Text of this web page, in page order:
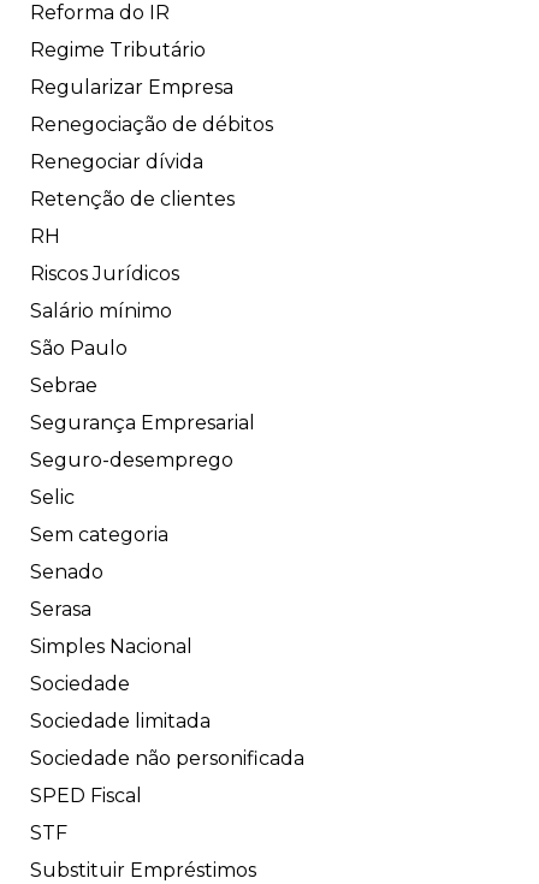
Reforma do IR
Regime Tributário
Regularizar Empresa
Renegociação de débitos
Renegociar dívida
Retenção de clientes
RH
Riscos Jurídicos
Salário mínimo
São Paulo
Sebrae
Segurança Empresarial
Seguro-desemprego
Selic
Sem categoria
Senado
Serasa
Simples Nacional
Sociedade
Sociedade limitada
Sociedade não personificada
SPED Fiscal
STF
Substituir Empréstimos